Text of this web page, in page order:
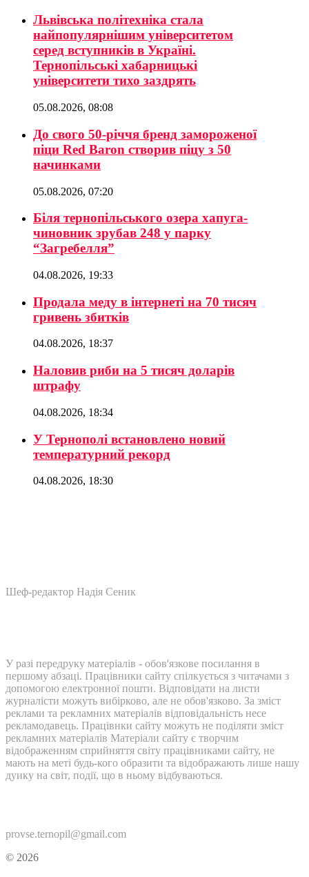
Львівська політехніка стала
найпопулярнішим університетом
серед вступників в Україні.
Тернопільські хабарницькі
університети тихо заздрять
05.08.2026, 08:08
До свого 50-річчя бренд замороженої
піци Red Baron створив піцу з 50
начинками
05.08.2026, 07:20
Біля тернопільського озера хапуга-
чиновник зрубав 248 у парку
“Загребелля”
04.08.2026, 19:33
Продала меду в інтернеті на 70 тисяч
гривень збитків
04.08.2026, 18:37
Наловив риби на 5 тисяч доларів
штрафу
04.08.2026, 18:34
У Тернополі встановлено новий
температурний рекорд
04.08.2026, 18:30
Шеф-редактор Надія Сеник
У разі передруку матеріалів - обов'язкове посилання в
першому абзаці. Працівники сайту спілкується з читачами з
допомогою електронної пошти. Відповідати на листи
журналісти можуть вибірково, але не обов'язково. За зміст
реклами та рекламних матеріалів відповідальність несе
рекламодавець. Працівнки сайту можуть не поділяти зміст
рекламних матеріалів Матеріали сайту є творчим
відображенням сприйняття світу працівниками сайту, не
мають на меті будь-кого образити та відображають лише нашу
дуику на світ, події, що в ньому відбуваються.
provse.ternopil@gmail.com
© 2026